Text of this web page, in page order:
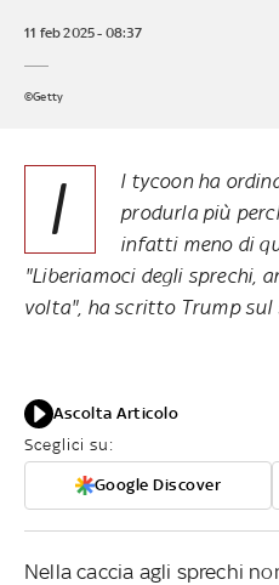
11 feb 2025 - 08:37
©Getty
I
l tycoon ha
produrla più
infatti meno di
"Liberiamoci degli sprechi,
volta", ha scritto Trump
Ascolta Articolo
Sceglici su:
Google Discover
Nella caccia agli sprechi